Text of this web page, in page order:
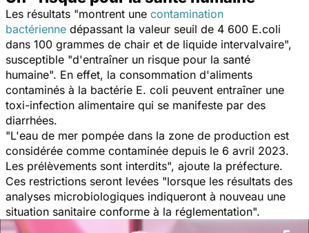
Les résultats "montrent une contamination
bactérienne dépassant la valeur seuil de 4 600 E.coli
dans 100 grammes de chair et de liquide intervalvaire",
susceptible "d'entraîner un risque pour la santé
humaine". En effet, la consommation d'aliments
contaminés à la bactérie E. coli peuvent entraîner une
toxi-infection alimentaire qui se manifeste par des
diarrhées.
"L'eau de mer pompée dans la zone de production est
considérée comme contaminée depuis le 6 avril 2023.
Les prélèvements sont interdits", ajoute la préfecture.
Ces restrictions seront levées "lorsque les résultats des
analyses microbiologiques indiqueront à nouveau une
situation sanitaire conforme à la réglementation".